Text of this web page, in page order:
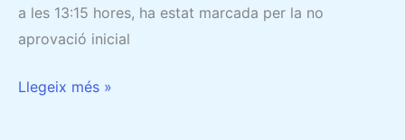
a les 13:15 hores, ha estat marcada per la no
aprovació inicial
Llegeix més »